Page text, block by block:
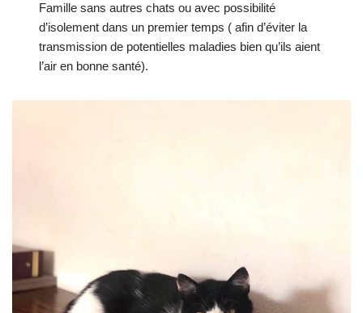
Famille sans autres chats ou avec possibilité
d’isolement dans un premier temps ( afin d’éviter la
transmission de potentielles maladies bien qu’ils aient
l’air en bonne santé).